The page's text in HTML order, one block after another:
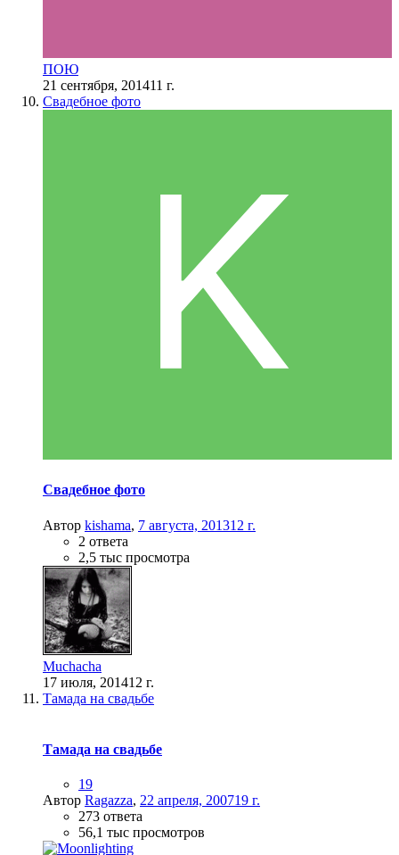
ПОЮ
21 сентября, 201411 г.
Свадебное фото
Свадебное фото
Автор kishama, 7 августа, 201312 г.
2 ответа
2,5 тыс просмотра
Muchacha
17 июля, 201412 г.
Тамада на свадьбе
Тамада на свадьбе
19
Автор Ragazza, 22 апреля, 200719 г.
273 ответа
56,1 тыс просмотров